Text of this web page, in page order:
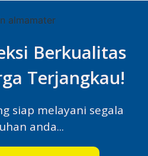
Berkualitas
Terjangkau!
siap melayani segala
anda...